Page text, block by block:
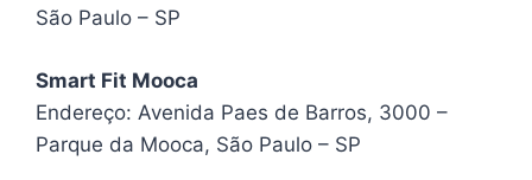
São Paulo – SP
Smart Fit Mooca
Endereço: Avenida Paes de Barros, 3000 –
Parque da Mooca, São Paulo – SP